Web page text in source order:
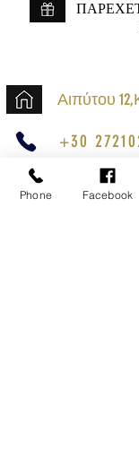
Αιπύτου
+30
Phone Facebook